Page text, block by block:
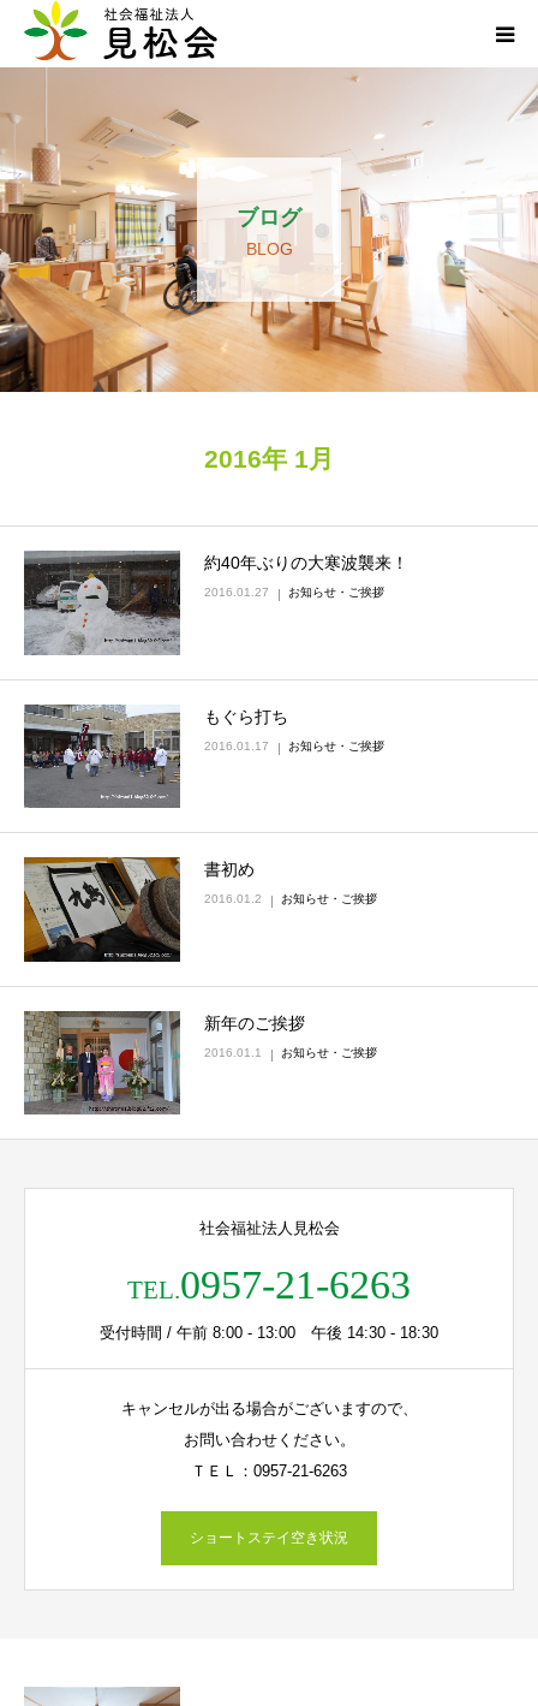
ブログ
BLOG
2016年 1月
約40年ぶりの大寒波襲来！
2016.01.27 お知らせ・ご挨拶
もぐら打ち
2016.01.17 お知らせ・ご挨拶
書初め
2016.01.2 お知らせ・ご挨拶
新年のご挨拶
2016.01.1 お知らせ・ご挨拶
社会福祉法人見松会
TEL.0957-21-6263
受付時間 / 午前 8:00 - 13:00 午後 14:30 - 18:30
キャンセルが出る場合がございますので、
お問い合わせください。
ＴＥＬ：0957-21-6263
ショートステイ空き状況
施設案内
サービス内容
求人・ボランティア
アクセス